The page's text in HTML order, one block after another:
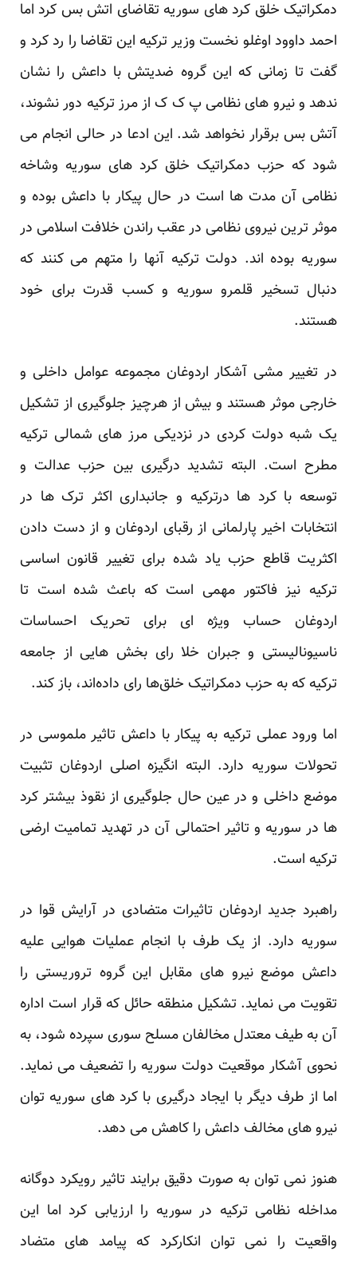
دمکراتیک خلق کرد های سوریه تقاضای اتش بس کرد اما
احمد داوود اوغلو نخست وزیر ترکیه این تقاضا را رد کرد و
گفت تا زمانی که این گروه ضدیتش با داعش را نشان
ندهد و نیرو های نظامی پ ک ک از مرز ترکیه دور نشوند،
آتش بس برقرار نخواهد شد. این ادعا در حالی انجام می
شود که حزب دمکراتیک خلق کرد های سوریه وشاخه
نظامی آن مدت ها است در حال پیکار با داعش بوده و
موثر ترین نیروی نظامی در عقب راندن خلافت اسلامی در
سوریه بوده اند. دولت ترکیه آنها را متهم می کنند که
دنبال تسخیر قلمرو سوریه و کسب قدرت برای خود
هستند.
در تغییر مشی آشکار اردوغان مجموعه عوامل داخلی و
خارجی موثر هستند و بیش از هرچیز جلوگیری از تشکیل
یک شبه دولت کردی در نزدیکی مرز های شمالی ترکیه
مطرح است. البته تشدید درگیری بین حزب عدالت و
توسعه با کرد ها درترکیه و جانبداری اکثر ترک ها در
انتخابات اخیر پارلمانی از رقبای اردوغان و از دست دادن
اکثریت قاطع حزب یاد شده برای تغییر قانون اساسی
ترکیه نیز فاکتور مهمی است که باعث شده است تا
اردوغان حساب ویژه ای برای تحریک احساسات
ناسیونالیستی و جبران خلا رای بخش هایی از جامعه
ترکیه که به حزب دمکراتیک خلق‌ها رای داده‌اند، باز کند.
اما ورود عملی ترکیه به پیکار با داعش تاثیر ملموسی در
تحولات سوریه دارد. البته انگیزه اصلی اردوغان تثبیت
موضع داخلی و در عین حال جلوگیری از نقوذ بیشتر کرد
ها در سوریه و تاثیر احتمالی آن در تهدید تمامیت ارضی
ترکیه است.
راهبرد جدید اردوغان تاثیرات متضادی در آرایش قوا در
سوریه دارد. از یک طرف با انجام عملیات هوایی علیه
داعش موضع نیرو های مقابل این گروه تروریستی را
تقویت می نماید. تشکیل منطقه حائل که قرار است اداره
آن به طیف معتدل مخالفان مسلح سوری سپرده شود، به
نحوی آشکار موقعیت دولت سوریه را تضعیف می نماید.
اما از طرف دیگر با ایجاد درگیری با کرد های سوریه توان
نیرو های مخالف داعش را کاهش می دهد.
هنوز نمی توان به صورت دقیق برایند تاثیر رویکرد دوگانه
مداخله نظامی ترکیه در سوریه را ارزیابی کرد اما این
واقعیت را نمی توان انکارکرد که پیامد های متضاد